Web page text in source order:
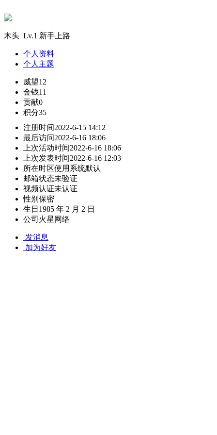
木头 Lv.1 新手上路
个人资料
个人主题
威望12
金钱11
贡献0
积分35
注册时间2022-6-15 14:12
最后访问2022-6-16 18:06
上次活动时间2022-6-16 18:06
上次发表时间2022-6-16 12:03
所在时区使用系统默认
邮箱状态未验证
视频认证未认证
性别 保密
生日 1985 年 2 月 2 日
公司 火星网络
发消息
加为好友